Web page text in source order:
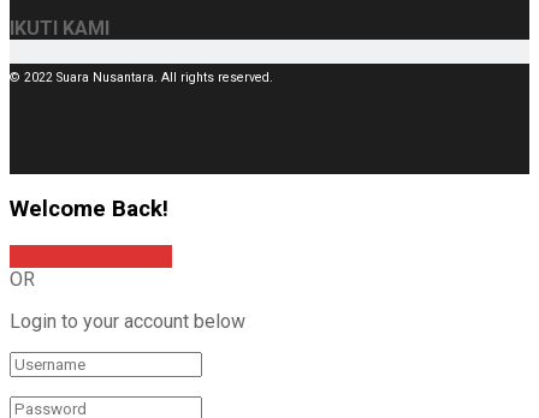
IKUTI KAMI
© 2022 Suara Nusantara. All rights reserved.
Welcome Back!
OR
Login to your account below